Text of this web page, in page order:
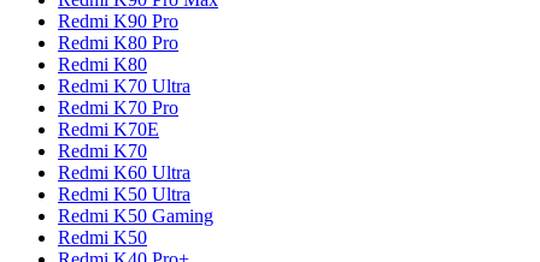
Redmi K90 Pro
Redmi K80 Pro
Redmi K80
Redmi K70 Ultra
Redmi K70 Pro
Redmi K70E
Redmi K70
Redmi K60 Ultra
Redmi K50 Ultra
Redmi K50 Gaming
Redmi K50